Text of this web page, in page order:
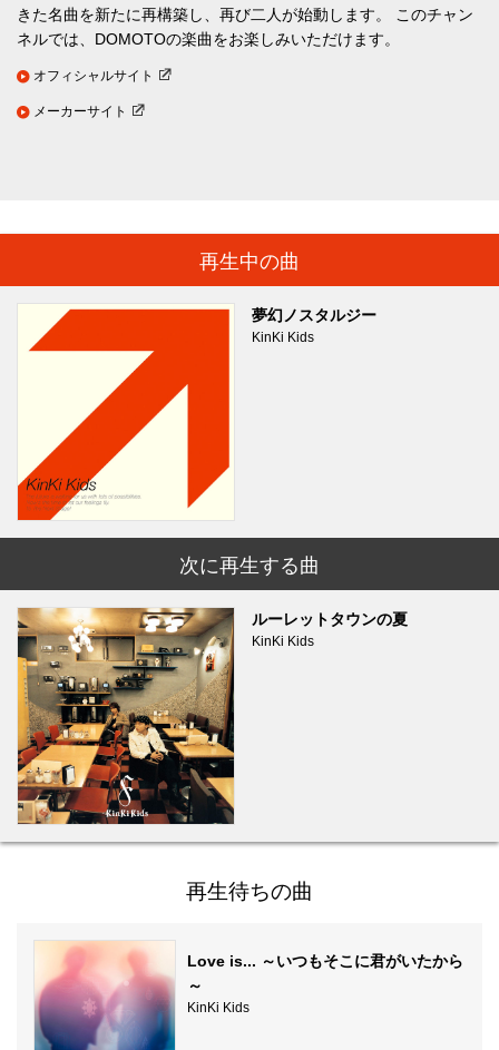
きた名曲を新たに再構築し、再び二人が始動します。 このチャン
ネルでは、DOMOTOの楽曲をお楽しみいただけます。
オフィシャルサイト
メーカーサイト
再生中の曲
夢幻ノスタルジー
KinKi Kids
次に再生する曲
ルーレットタウンの夏
KinKi Kids
再生待ちの曲
Love is... ～いつもそこに君がいたから
～
KinKi Kids